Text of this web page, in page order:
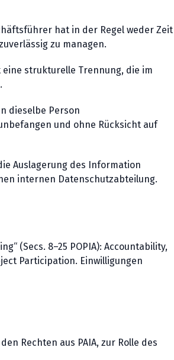
hat in der Regel weder Zeit
zu managen.
strukturelle Trennung, die im
dieselbe Person
und ohne Rücksicht auf
Auslagerung des Information
internen Datenschutzabteilung.
(Secs. 8–25 POPIA): Accountability,
Participation. Einwilligungen
Rechten aus PAIA, zur Rolle des